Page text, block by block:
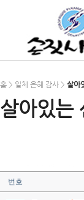
살아있는
홈 > 일체 은혜 감사 > 살아
번호